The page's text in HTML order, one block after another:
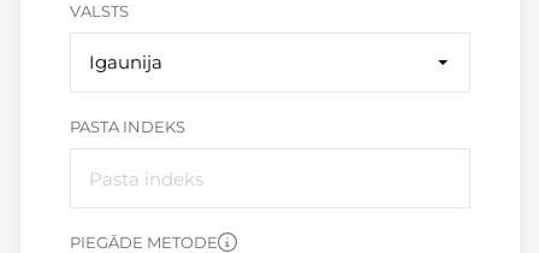
VALSTS
Igaunija
PASTA INDEKS
PIEGĀDE METODE